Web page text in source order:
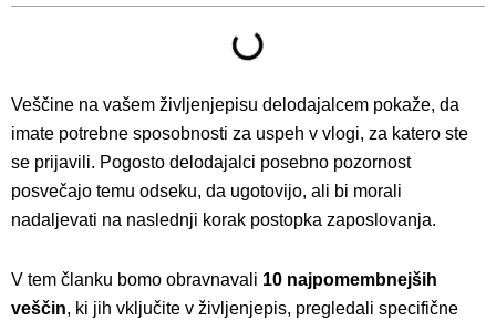
Veščine na vašem življenjepisu delodajalcem pokaže, da
imate potrebne sposobnosti za uspeh v vlogi, za katero ste
se prijavili. Pogosto delodajalci posebno pozornost
posvečajo temu odseku, da ugotovijo, ali bi morali
nadaljevati na naslednji korak postopka zaposlovanja.
V tem članku bomo obravnavali 10 najpomembnejših
veščin, ki jih vključite v življenjepis, pregledali specifične